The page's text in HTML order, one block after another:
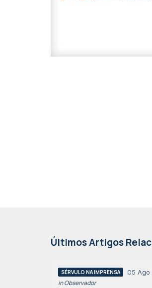
Últimos Artigos
SÉRVULO NA IMPRENSA 05 Ago
in Observador